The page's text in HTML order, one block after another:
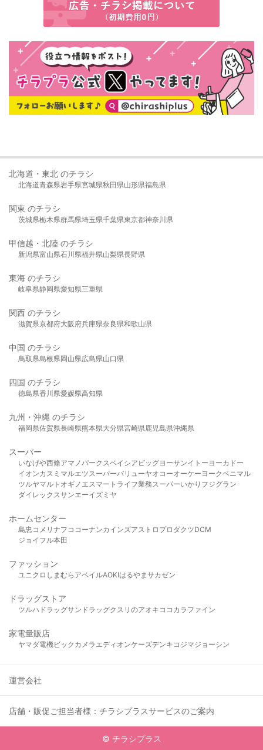
北海道・東北 のチラシ
北海道青森県岩手県宮城県秋田県山形県福島県
関東 のチラシ
茨城県栃木県群馬県埼玉県千葉県東京都神奈川県
甲信越・北陸 のチラシ
新潟県富山県石川県福井県山梨県長野県
東海 のチラシ
岐阜県静岡県愛知県三重県
関西 のチラシ
滋賀県京都府大阪府兵庫県奈良県和歌山県
中国 のチラシ
鳥取県島根県岡山県広島県山口県
四国 のチラシ
徳島県香川県愛媛県高知県
九州・沖縄 のチラシ
福岡県佐賀県長崎県熊本県大分県宮崎県鹿児島県沖縄県
スーパー
いなげや西條アマノパークスベイシア ビッグヨーサンイトーヨーカドー
イオンカスミ マルエツスーパーバリューヤオコーオーケー ヨークベニマル
ツルヤマルト オギノ エスマート ライフ業務スーパーいかり フジグラン
ダイレックスサンエーイズミヤ
ホームセンター
島忠 コメリ ナフコ コーナンカインズアストロプロダクツDCM
ジョイフル本田
ファッション
ユニクロ しまむら アベイルAOKIはるやま サカゼン
ドラッグストア
ツルハドラッグサンドラッグクスリのアオキ ココカラファイン
家電量販店
ヤマダ電機ビックカメラ エディオンケーズデンキ コジマジョーシン
運営会社
店舗・販促ご担当者様：チラシプラスサービスのご案内
© チラシプラス